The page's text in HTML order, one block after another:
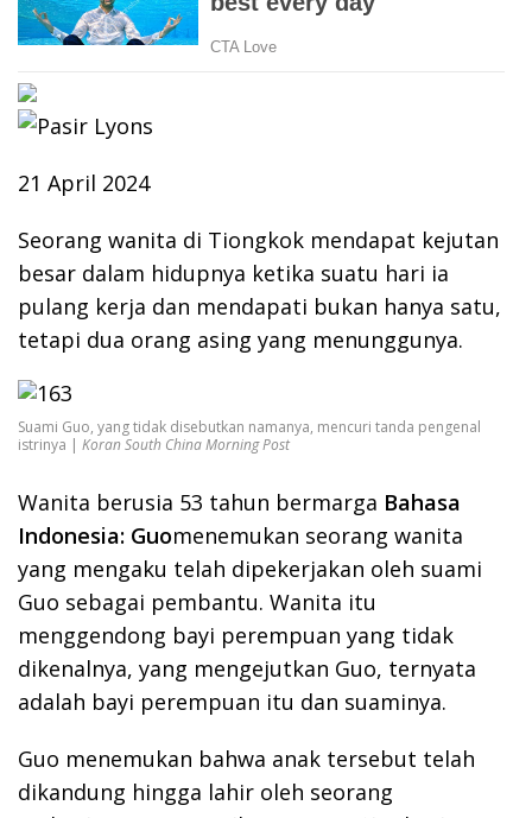
21 April 2024
Seorang wanita di Tiongkok mendapat kejutan
besar dalam hidupnya ketika suatu hari ia
pulang kerja dan mendapati bukan hanya satu,
tetapi dua orang asing yang menunggunya.
Suami Guo, yang tidak disebutkan namanya, mencuri tanda pengenal
istrinya | Koran South China Morning Post
Wanita berusia 53 tahun bermarga Bahasa
Indonesia: Guomenemukan seorang wanita
yang mengaku telah dipekerjakan oleh suami
Guo sebagai pembantu. Wanita itu
menggendong bayi perempuan yang tidak
dikenalnya, yang mengejutkan Guo, ternyata
adalah bayi perempuan itu dan suaminya.
Guo menemukan bahwa anak tersebut telah
dikandung hingga lahir oleh seorang